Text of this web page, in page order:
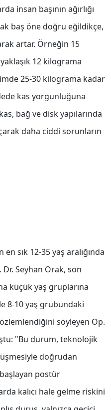
insan başının ağırlığı
baş öne doğru eğildikçe,
artar. Örneğin 15
12 kilograma
25-30 kilograma kadar
kas yorgunluğuna
bağ ve disk yapılarında
daha ciddi sorunların
sık 12-35 yaş aralığında
Seyhan Orak, son
küçük yaş gruplarına
8-10 yaş grubundaki
söyleyen Op.
"Bu durum, teknolojik
doğrudan
postür
kalıcı hale gelme riskini